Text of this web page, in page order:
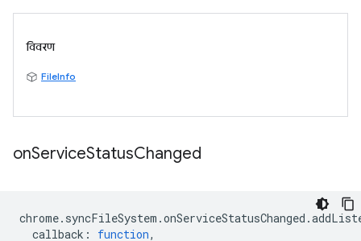
विवरण
FileInfo
onServiceStatusChanged
chrome. syncFileSystem .onServiceStatusChanged .
callback : function,